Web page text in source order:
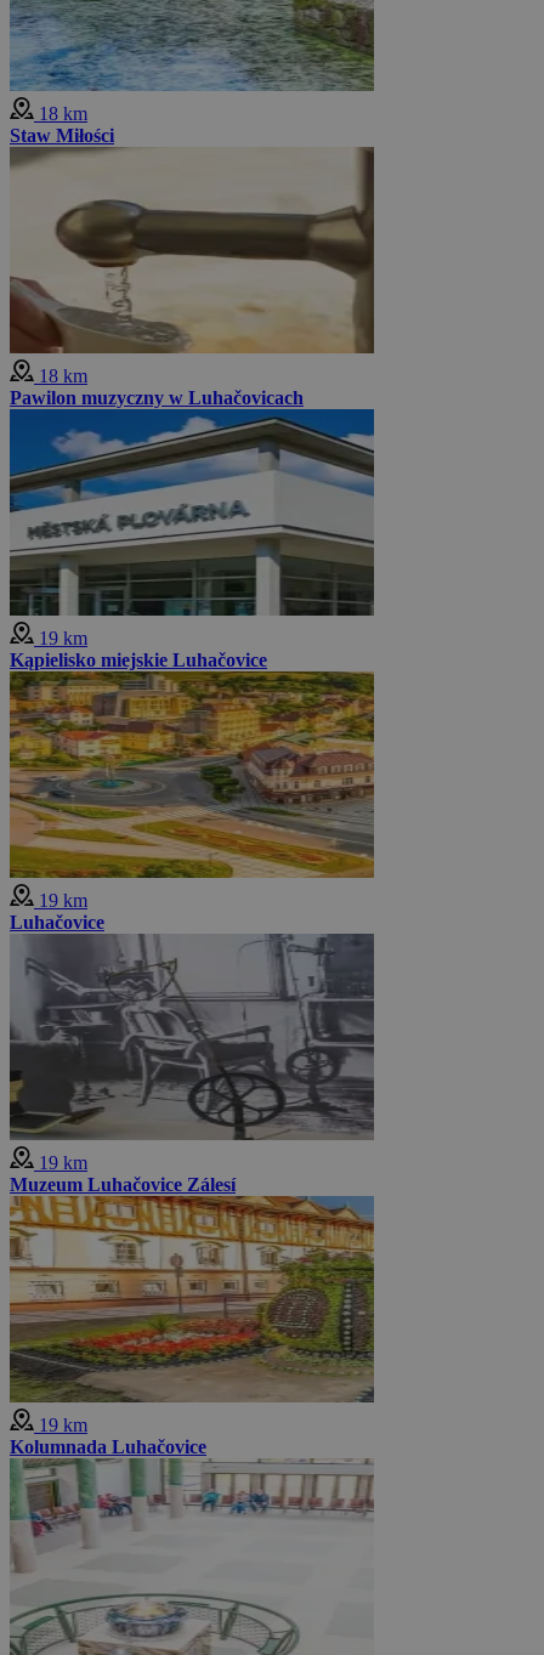
18 km
Staw Miłości
18 km
Pawilon muzyczny w Luhačovicach
19 km
Kąpielisko miejskie Luhačovice
19 km
Luhačovice
19 km
Muzeum Luhačovice Zálesí
19 km
Kolumnada Luhačovice